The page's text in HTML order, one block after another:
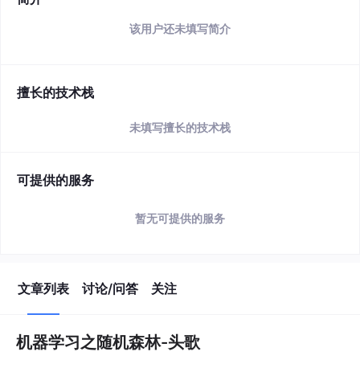
该用户还未填写简介
擅长的技术栈
未填写擅长的技术栈
可提供的服务
暂无可提供的服务
文章列表 讨论/问答 关注
机器学习之随机森林-头歌